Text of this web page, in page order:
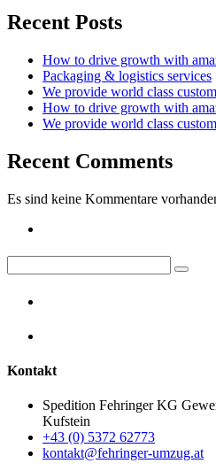
Recent Posts
How to drive growth with
Packaging & logistics services
We provide world class
How to drive growth with
We provide world class
Recent Comments
Es sind keine Kommentare
Kontakt
Spedition Fehringer KG
Kufstein
+43 (0) 5372 62773
kontakt@fehringer-umzug.at